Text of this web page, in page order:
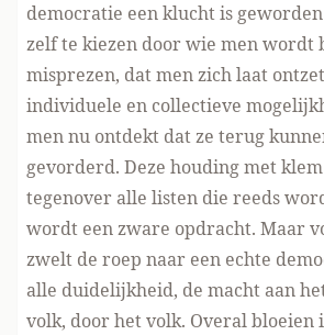
democratie een klucht is
zelf te kiezen door wie men wordt
misprezen, dat men zich laat
individuele en collectieve
men nu ontdekt dat ze terug
gevorderd. Deze houding met
tegenover alle listen die reeds
wordt een zware opdracht. Maar
zwelt de roep naar een echte
alle duidelijkheid, de macht aan
volk, door het volk. Overal bloeien